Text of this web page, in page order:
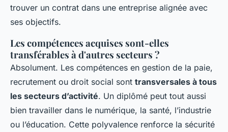
trouver un contrat dans une entreprise alignée avec
ses objectifs.
Les compétences acquises sont-elles
transférables à d'autres secteurs ?
Absolument. Les compétences en gestion de la paie,
recrutement ou droit social sont transversales à tous
les secteurs d’activité. Un diplômé peut tout aussi
bien travailler dans le numérique, la santé, l’industrie
ou l’éducation. Cette polyvalence renforce la sécurité